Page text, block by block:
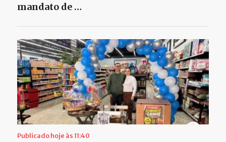
mandato de …
Publicado hoje às 11:40